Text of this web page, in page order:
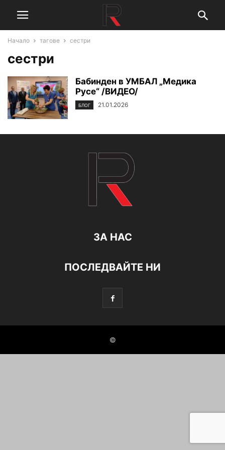
Начало тагове сестри
сестри
Бабинден в УМБАЛ „Медика
Русе“ /ВИДЕО/
БЛОГ 21.01.2026
ЗА НАС
ПОСЛЕДВАЙТЕ НИ
©